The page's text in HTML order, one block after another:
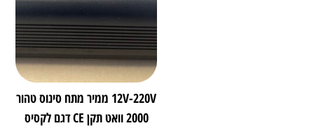
12V-220V ממיר מתח סינוס טהור
2000 וואט תקן CE דגם לקסיס